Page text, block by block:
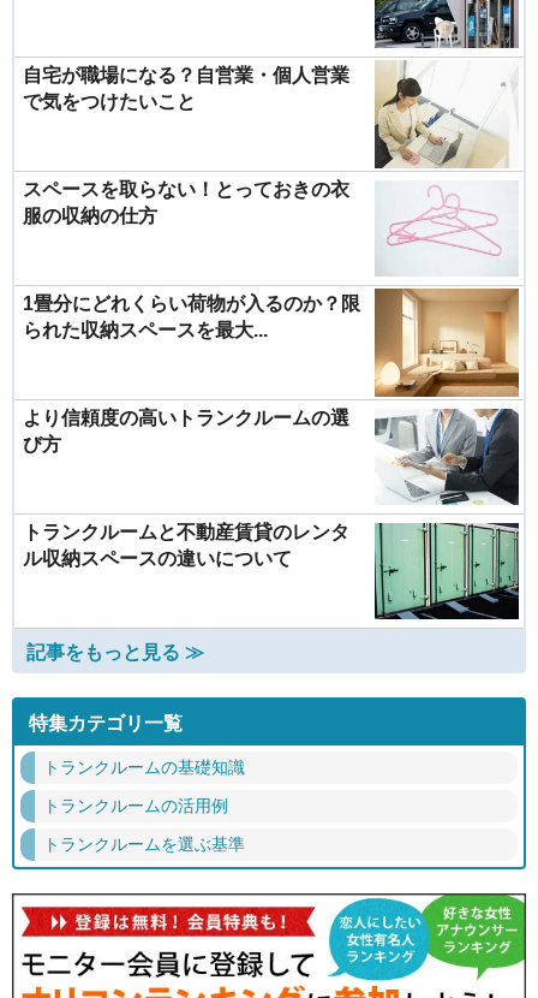
自宅が職場になる？自営業・個人営業
で気をつけたいこと
スペースを取らない！とっておきの衣
服の収納の仕方
1畳分にどれくらい荷物が入るのか？限
られた収納スペースを最大...
より信頼度の高いトランクルームの選
び方
トランクルームと不動産賃貸のレンタ
ル収納スペースの違いについて
記事をもっと見る ≫
特集カテゴリ一覧
トランクルームの基礎知識
トランクルームの活用例
トランクルームを選ぶ基準